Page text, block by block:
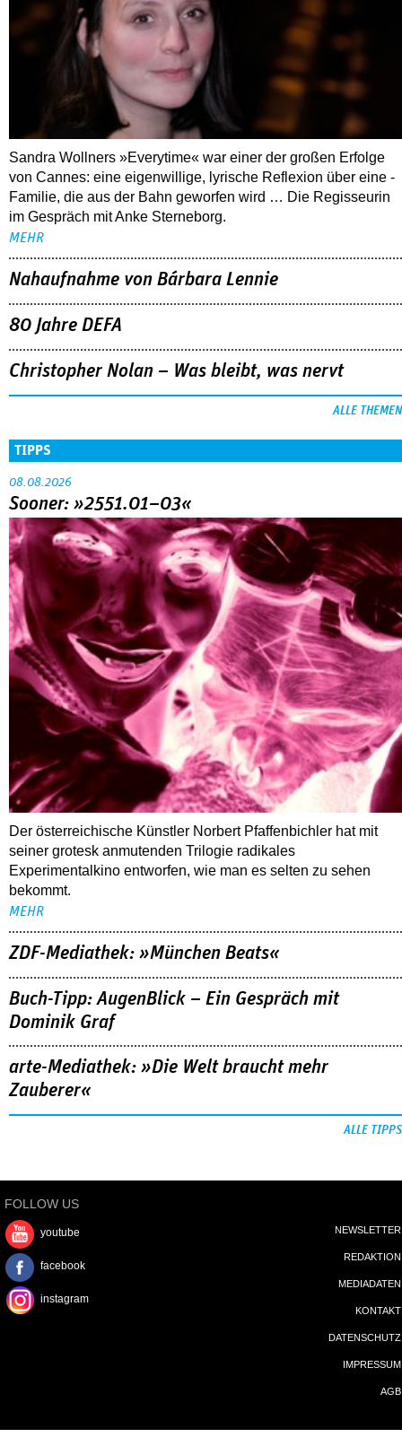
Sandra Wollners »Everytime« war einer der großen Erfolge
von Cannes: eine eigenwillige, lyrische Reflexion über eine ­
Familie, die aus der Bahn geworfen wird … Die Regisseurin
im Gespräch mit Anke Sterneborg.
MEHR
Nahaufnahme von Bárbara Lennie
80 Jahre DEFA
Christopher Nolan – Was bleibt, was nervt
ALLE THEMEN
TIPPS
08.08.2026
Sooner: »2551.01–03«
Der österreichische Künstler Norbert Pfaffenbichler hat mit
seiner grotesk anmutenden Trilogie radikales
Experimentalkino entworfen, wie man es selten zu sehen
bekommt.
MEHR
ZDF-Mediathek: »München Beats«
Buch-Tipp: AugenBlick – Ein Gespräch mit
Dominik Graf
arte-Mediathek: »Die Welt braucht mehr
Zauberer«
ALLE TIPPS
FOLLOW US
youtube
facebook
instagram
NEWSLETTER
REDAKTION
MEDIADATEN
KONTAKT
DATENSCHUTZ
IMPRESSUM
AGB